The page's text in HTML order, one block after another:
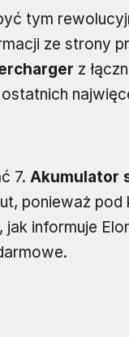
tym
ze strony
z
7. Akumulator
ponieważ pod
informuje